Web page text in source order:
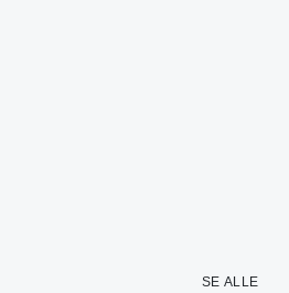
SE ALLE